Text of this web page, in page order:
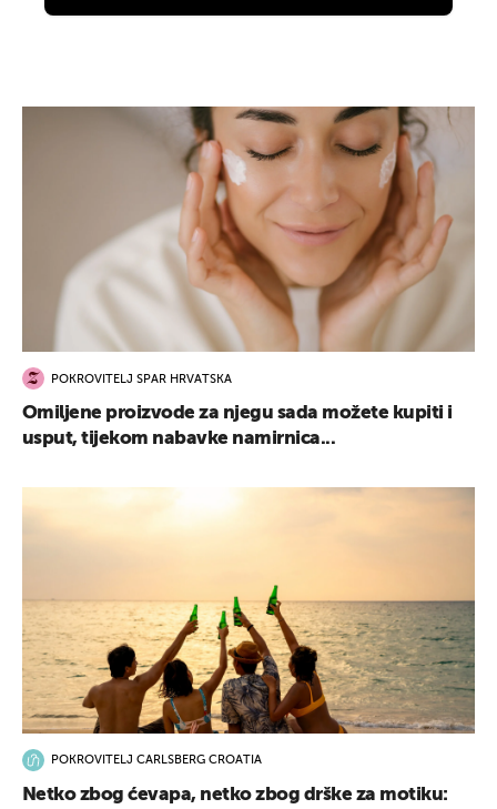
POKROVITELJ SPAR HRVATSKA
Omiljene proizvode za njegu sada možete kupiti i
usput, tijekom nabavke namirnica...
POKROVITELJ CARLSBERG CROATIA
Netko zbog ćevapa, netko zbog drške za motiku: